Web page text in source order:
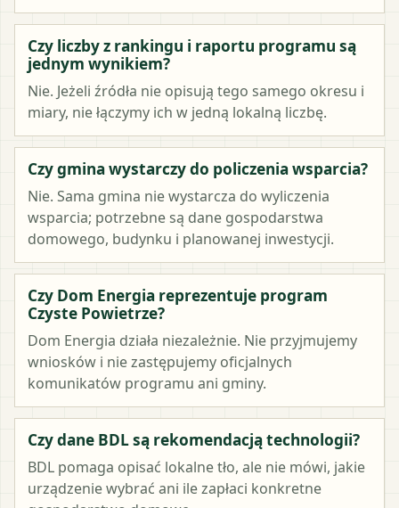
Czy liczby z rankingu i raportu programu są
jednym wynikiem?
Nie. Jeżeli źródła nie opisują tego samego okresu i
miary, nie łączymy ich w jedną lokalną liczbę.
Czy gmina wystarczy do policzenia wsparcia?
Nie. Sama gmina nie wystarcza do wyliczenia
wsparcia; potrzebne są dane gospodarstwa
domowego, budynku i planowanej inwestycji.
Czy Dom Energia reprezentuje program
Czyste Powietrze?
Dom Energia działa niezależnie. Nie przyjmujemy
wniosków i nie zastępujemy oficjalnych
komunikatów programu ani gminy.
Czy dane BDL są rekomendacją technologii?
BDL pomaga opisać lokalne tło, ale nie mówi, jakie
urządzenie wybrać ani ile zapłaci konkretne